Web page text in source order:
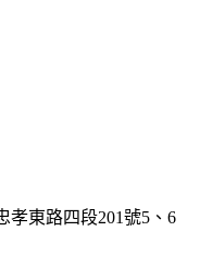
孝東路四段201號5、6